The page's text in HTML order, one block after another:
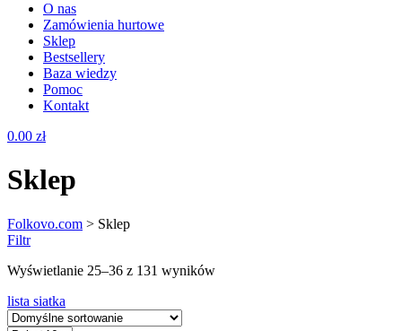
O nas
Zamówienia hurtowe
Sklep
Bestsellery
Baza wiedzy
Pomoc
Kontakt
Menu
0.00 zł
Sklep
Folkovo.com > Sklep
Filtr
Wyświetlanie 25–36 z 131 wyników
lista siatka